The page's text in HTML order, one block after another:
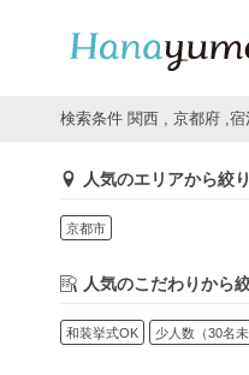
検索条件 関西 , 京都府 ,宿
人気のエリアから絞
京都市
人気のこだわりから
和装挙式OK 少人数（30名未